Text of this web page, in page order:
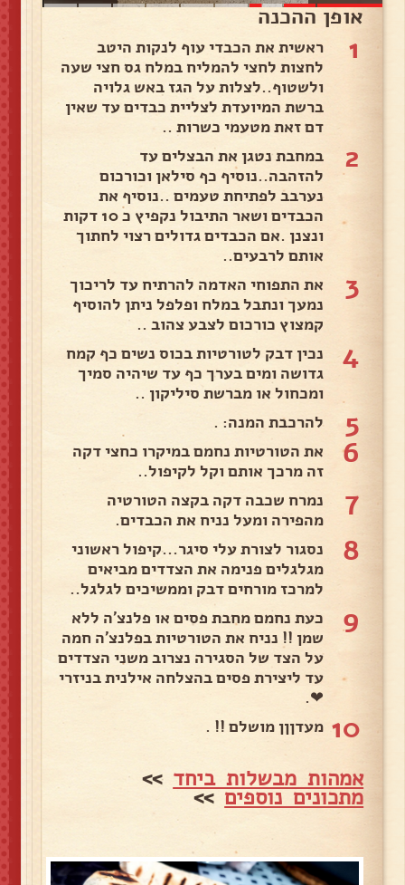
אופן ההכנה
1
ראשית את הכבדי עוף לנקות היטב
לחצות לחצי להמליח במלח גס חצי שעה
ולשטוף..לצלות על הגז באש גלויה
ברשת המיועדת לצליית כבדים עד שאין
דם זאת מטעמי כשרות ..
2
במחבת נטגן את הבצלים עד
להזהבה..נוסיף כף סילאן וכורכום
נערבב לפתיחת טעמים ..נוסיף את
הכבדים ושאר התיבול נקפיץ כ 10 דקות
ונצנן .אם הכבדים גדולים רצוי לחתוך
אותם לרבעים..
3
את התפוחי האדמה להרתיח עד לריכוך
נמעך ונתבל במלח ופלפל ניתן להוסיף
קמצוץ כורכום לצבע צהוב ..
4
נכין דבק לטורטיות בכוס נשים כף קמח
גדושה ומים בערך כף עד שיהיה סמיך
ומכחול או מברשת סיליקון ..
5 להרכבת המנה: .
6
את הטורטיות נחמם במיקרו כחצי דקה
זה מרכך אותם וקל לקיפול..
7
נמרח שכבה דקה בקצה הטורטיה
מהפירה ומעל נניח את הכבדים.
8
נסגור לצורת עלי סיגר...קיפול ראשוני
מגלגלים פנימה את הצדדים מביאים
למרכז מורחים דבק וממשיכים לגלגל..
9
כעת נחמם מחבת פסים או פלנצ'ה ללא
שמן !! נניח את הטורטיות בפלנצ'ה חמה
על הצד של הסגירה נצרוב משני הצדדים
עד ליצירת פסים בהצלחה אילנית בניזרי
❤.
10 מעדןןן מושלם !! .
אמהות מבשלות ביחד >>
מתכונים נוספים>>